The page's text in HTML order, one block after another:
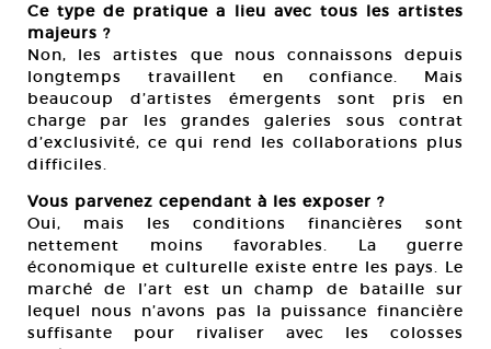
Ce type de pratique a lieu avec tous les artistes
majeurs ?
Non, les artistes que nous connaissons depuis
longtemps travaillent en confiance. Mais
beaucoup d’artistes émergents sont pris en
charge par les grandes galeries sous contrat
d’exclusivité, ce qui rend les collaborations plus
difficiles.
Vous parvenez cependant à les exposer ?
Oui, mais les conditions financières sont
nettement moins favorables. La guerre
économique et culturelle existe entre les pays. Le
marché de l’art est un champ de bataille sur
lequel nous n’avons pas la puissance financière
suffisante pour rivaliser avec les colosses